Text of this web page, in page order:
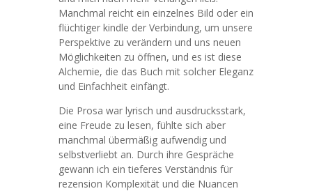
Manchmal reicht ein einzelnes Bild oder ein
flüchtiger kindle der Verbindung, um unsere
Perspektive zu verändern und uns neuen
Möglichkeiten zu öffnen, und es ist diese
Alchemie, die das Buch mit solcher Eleganz
und Einfachheit einfängt.
Die Prosa war lyrisch und ausdrucksstark,
eine Freude zu lesen, fühlte sich aber
manchmal übermäßig aufwendig und
selbstverliebt an. Durch ihre Gespräche
gewann ich ein tieferes Verständnis für
rezension Komplexität und die Nuancen